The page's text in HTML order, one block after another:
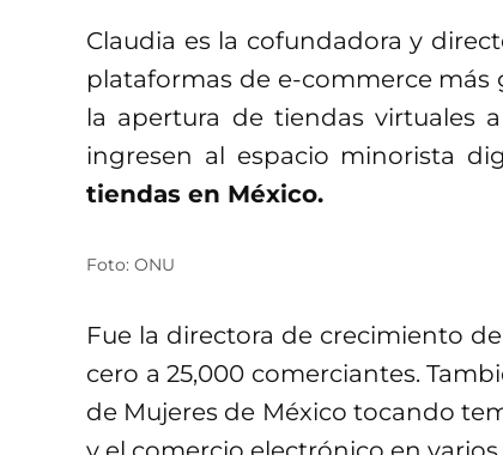
Claudia es la cofundadora y
plataformas de e-commerce más
la apertura de tiendas virtuales
ingresen al espacio minorista
tiendas en México.
Foto: ONU
Fue la directora de crecimiento
cero a 25,000 comerciantes.
de Mujeres de México tocando